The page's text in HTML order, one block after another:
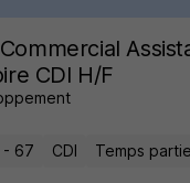
CDI H/F
- 67 CDI Temps